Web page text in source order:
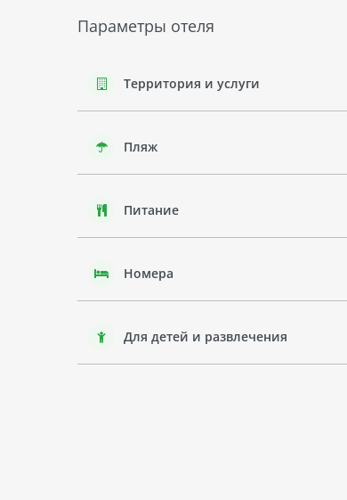
Параметры отеля
Территория и услуги
Пляж
Питание
Номера
Для детей и развлечения